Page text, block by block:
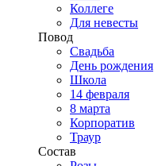
Коллеге
Для невесты
Повод
Свадьба
День рождения
Школа
14 февраля
8 марта
Корпоратив
Траур
Состав